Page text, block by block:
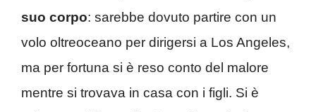
suo corpo: sarebbe dovuto partire con un
volo oltreoceano per dirigersi a Los Angeles,
ma per fortuna si è reso conto del malore
mentre si trovava in casa con i figli. Si è